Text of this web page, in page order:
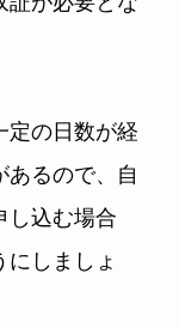
定の日数が経
あるので、自
し込む場合
にしましょ